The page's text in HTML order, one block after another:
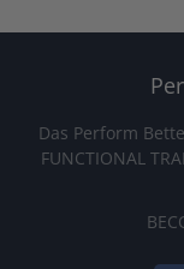
Das Perform
FUNCTIONAL